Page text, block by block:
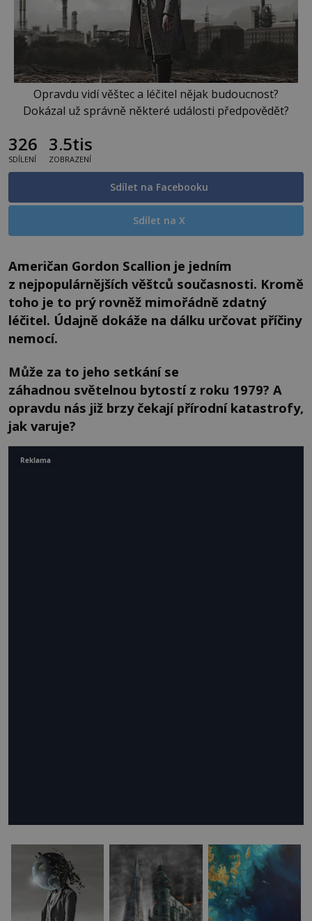
Opravdu vidí věštec a léčitel nějak budoucnost?
Dokázal už správně některé události předpovědět?
326
SDÍLENÍ
3.5tis
ZOBRAZENÍ
Sdílet na Facebooku
Sdílet na X
Američan Gordon Scallion je jedním
z nejpopulárnějších věštců současnosti. Kromě
toho je to prý rovněž mimořádně zdatný
léčitel. Údajně dokáže na dálku určovat příčiny
nemocí.
Může za to jeho setkání se
záhadnou světelnou bytostí z roku 1979? A
opravdu nás již brzy čekají přírodní katastrofy,
jak varuje?
Reklama